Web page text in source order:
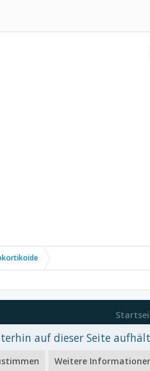
auf dieser Seite
Weitere